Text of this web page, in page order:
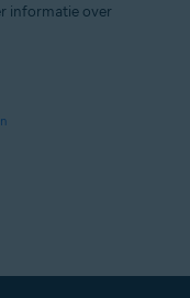
informatie over